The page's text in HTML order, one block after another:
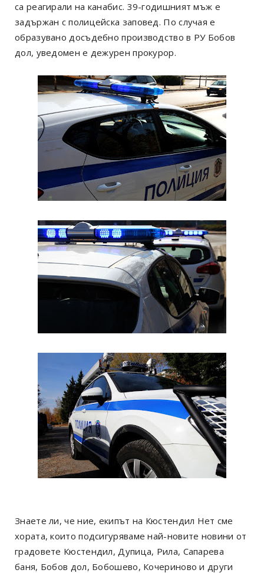
са реагирали на канабис. 39-годишният мъж е
задържан с полицейска заповед. По случая е
образувано досъдебно производство в РУ Бобов
дол, уведомен е дежурен прокурор.
Знаете ли, че ние, екипът на Кюстендил Нет сме
хората, които подсигуряваме най-новите новини от
градовете Кюстендил, Дупица, Рила, Сапарева
баня, Бобов дол, Бобошево, Кочериново и други